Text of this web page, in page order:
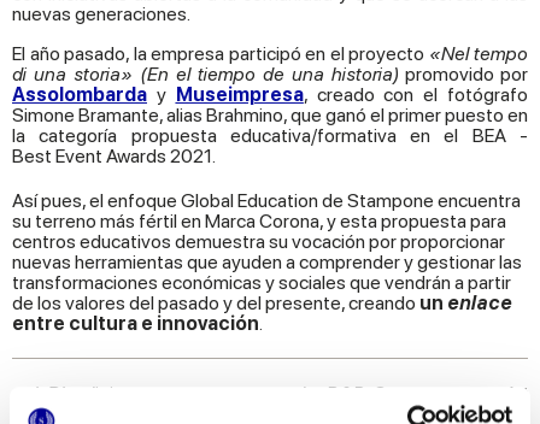
nuevas generaciones.
El año pasado, la empresa participó en el proyecto «Neltempo
di una storia» (En el tiempo de una historia) promovido por
Assolombarda y Museimpresa, creado con el fotógrafo
Simone Bramante, alias Brahmino, que ganó el primer puesto en
la categoría propuesta educativa/formativa en el BEA -
Best Event Awards 2021.
Así pues, el enfoque Global Education de Stampone encuentra
su terreno más fértil en Marca Corona, y esta propuesta para
centros educativos demuestra su vocación por proporcionar
nuevas herramientas que ayuden a comprender y gestionar las
transformaciones económicas y sociales que vendrán a partir
de los valores del pasado y del presente, creando un enlace
entre cultura e innovación.
nel Blu dipinto es un proyecto de R&P Contemporary
Art
para Marca Corona con el patrocinio del Ayuntamiento de